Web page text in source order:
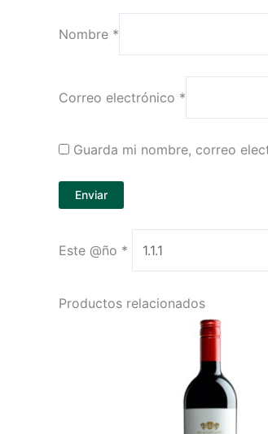
Nombre *
Correo electrónico *
Guarda mi nombre, correo
Este @ño *
Productos relacionados